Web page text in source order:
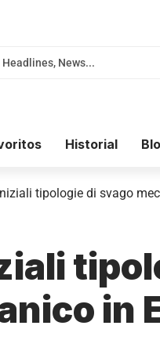
Historial
tipologie di svago
in